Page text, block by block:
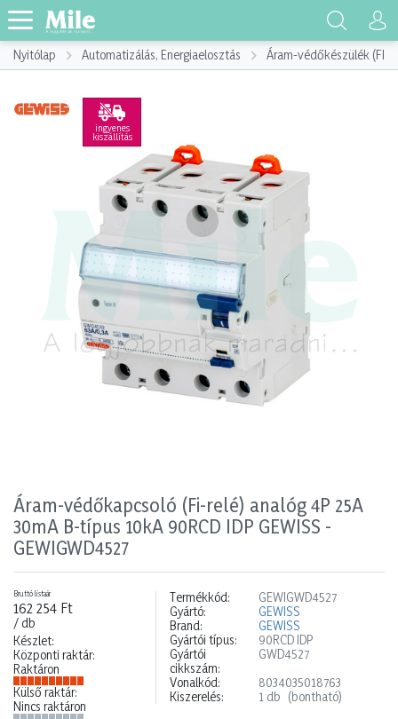
Nyitólap Automatizálás, Energiaelosztás Áram-védőkészülék (FI)
ingyenes
kiszállítás
Áram-védőkapcsoló (Fi-relé) analóg 4P 25A
30mA B-típus 10kA 90RCD IDP GEWISS -
GEWIGWD4527
Bruttó listaár
162 254 Ft
/ db
Készlet:
Központi raktár:
Raktáron
Külső raktár:
Nincs raktáron
Termékkód:
GEWIGWD4527
Gyártó:
GEWISS
Brand:
GEWISS
Gyártói típus:
90RCD IDP
Gyártói
cikkszám:
GWD4527
Vonalkód:
8034035018763
Kiszerelés:
1 db (bontható)